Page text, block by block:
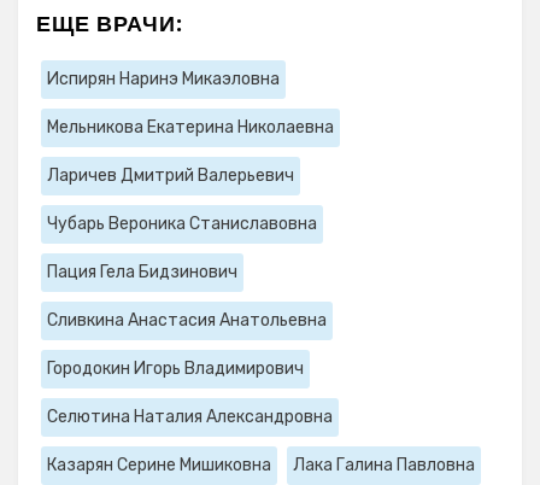
ЕЩЕ ВРАЧИ:
Испирян Наринэ Микаэловна
Мельникова Екатерина Николаевна
Ларичев Дмитрий Валерьевич
Чубарь Вероника Станиславовна
Пация Гела Бидзинович
Сливкина Анастасия Анатольевна
Городокин Игорь Владимирович
Селютина Наталия Александровна
Казарян Серине Мишиковна Лака Галина Павловна